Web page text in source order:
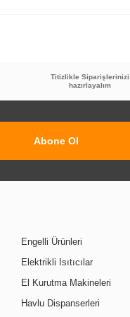
Yorum Yaz
Titizlikle Siparişlerinizi
hazırlayalım
Abone Ol
Engelli Ürünleri
Elektrikli Isıtıcılar
El Kurutma Makineleri
Havlu Dispanserleri